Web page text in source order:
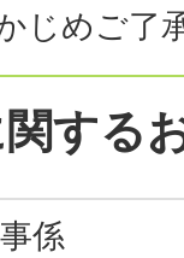
じめご了
する
係